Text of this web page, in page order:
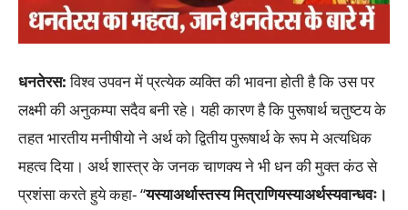
धनतेरस:विश्व उपवन में प्रत्येक व्यक्ति की भावना होती है कि उस पर
लक्ष्मी की अनुकम्पा सदैव बनी रहे। यही कारण है कि पुरूषार्थ चतुष्टय के
तहत भारतीय मनीषीयो ने अर्थ को द्वितीय पुरूषार्थ के रूप मे अत्यधिक
महत्व दिया। अर्थ शास्त्र के जनक चाणक्य ने भी धन की मुक्त कंठ से
प्रशंसा करते हुये कहा- “यस्याअर्थास्तस्य मित्राणियस्याअर्थस्यवान्धवः।